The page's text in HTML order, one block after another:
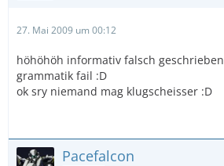
27. Mai 2009 um 00:12
höhöhöh informativ falsch geschrieben
grammatik fail :D
ok sry niemand mag klugscheisser :D
Pacefalcon